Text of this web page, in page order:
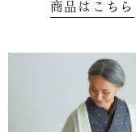
商品はこちら